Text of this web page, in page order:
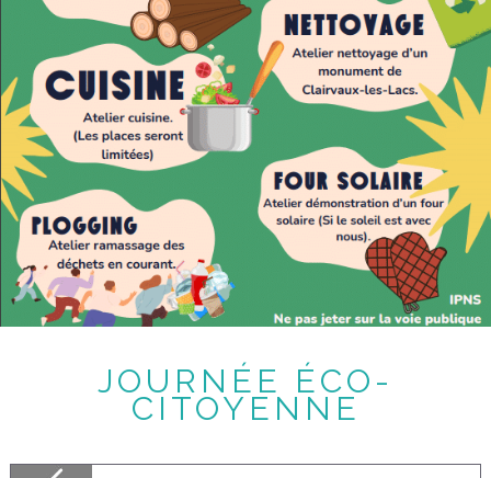
JOURNÉE ÉCO-
CITOYENNE